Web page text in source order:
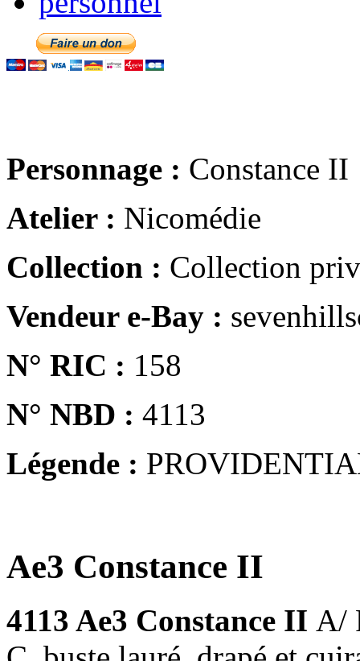
Personnage : Constance II
Atelier : Nicomédie
Collection : Collection
Vendeur e-Bay :
N° RIC : 158
N° NBD : 4113
Légende :
Ae3 Constance II
4113 Ae3 Constance II A/